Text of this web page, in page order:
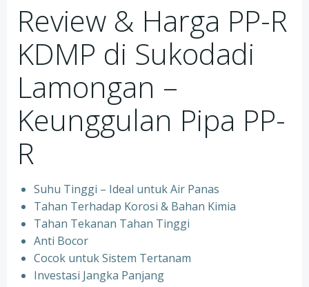
Review & Harga PP-R
KDMP di Sukodadi
Lamongan –
Keunggulan Pipa PP-
R
Suhu Tinggi – Ideal untuk Air Panas
Tahan Terhadap Korosi & Bahan Kimia
Tahan Tekanan Tahan Tinggi
Anti Bocor
Cocok untuk Sistem Tertanam
Investasi Jangka Panjang